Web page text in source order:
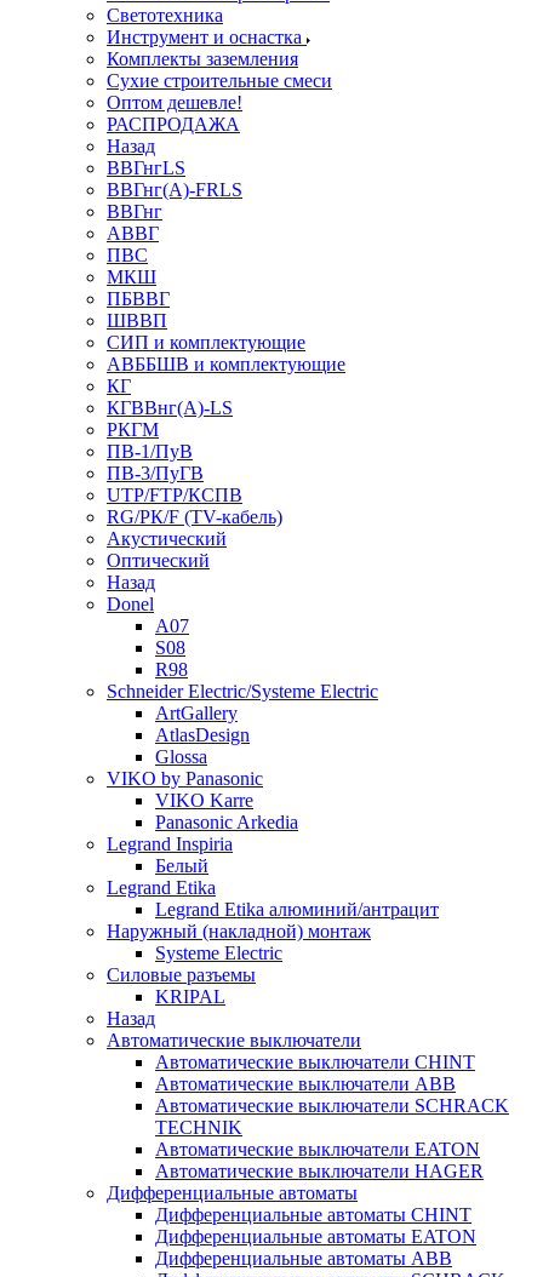
Светотехника
Инструмент и оснастка
Комплекты заземления
Сухие строительные смеси
Оптом дешевле!
РАСПРОДАЖА
Назад
ВВГнгLS
ВВГнг(А)-FRLS
ВВГнг
АВВГ
ПВС
МКШ
ПБВВГ
ШВВП
СИП и комплектующие
АВББШВ и комплектующие
КГ
КГВВнг(А)-LS
РКГМ
ПВ-1/ПуВ
ПВ-3/ПуГВ
UTP/FTP/КСПВ
RG/РК/F (TV-кабель)
Акустический
Оптический
Назад
Donel
A07
S08
R98
Schneider Electric/Systeme Electric
ArtGallery
AtlasDesign
Glossa
VIKO by Panasonic
VIKO Karre
Panasonic Arkedia
Legrand Inspiria
Белый
Legrand Etika
Legrand Etika алюминий/антрацит
Наружный (накладной) монтаж
Systeme Electric
Силовые разъемы
KRIPAL
Назад
Автоматические выключатели
Автоматические выключатели CHINT
Автоматические выключатели ABB
Автоматические выключатели SCHRACK
TECHNIK
Автоматические выключатели EATON
Автоматические выключатели HAGER
Дифференциальные автоматы
Дифференциальные автоматы CHINT
Дифференциальные автоматы EATON
Дифференциальные автоматы ABB